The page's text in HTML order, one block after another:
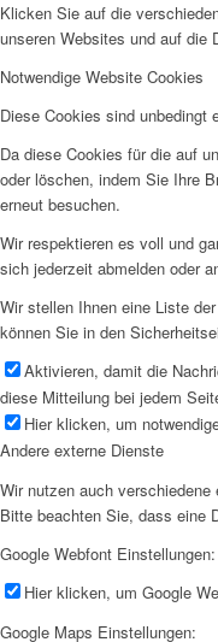
Klicken Sie auf die
unseren Websites und auf die
Notwendige Website Cookies
Diese Cookies sind unbedingt
Da diese Cookies für die auf
oder löschen, indem Sie Ihre
erneut besuchen.
Wir respektieren es voll und
sich jederzeit abmelden oder
Wir stellen Ihnen eine Liste
können Sie in den
Aktivieren, damit die
diese Mitteilung bei jedem
Hier klicken, um
Andere externe Dienste
Wir nutzen auch
Bitte beachten Sie, dass eine
Google Webfont Einstellungen:
Hier klicken, um Google
Google Maps Einstellungen: